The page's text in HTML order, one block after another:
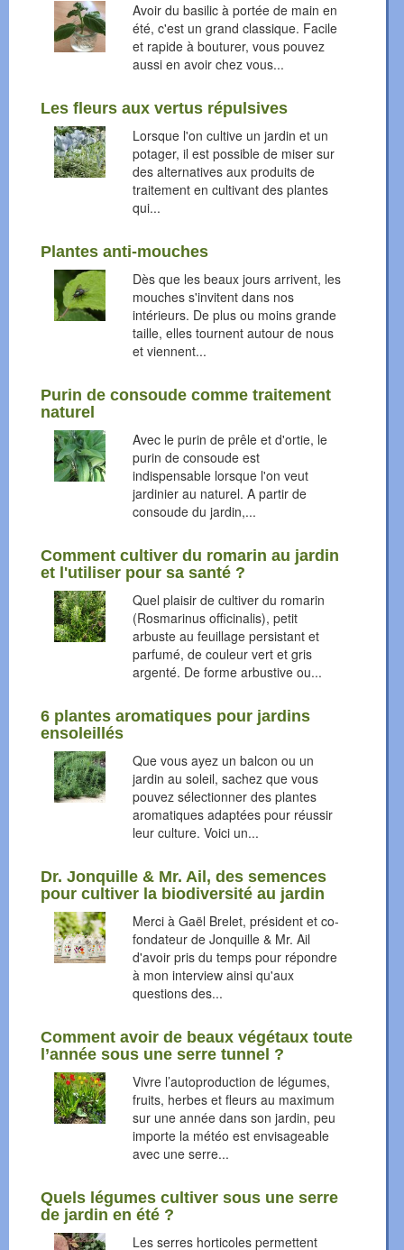
Avoir du basilic à portée de main en
été, c'est un grand classique. Facile
et rapide à bouturer, vous pouvez
aussi en avoir chez vous...
Les fleurs aux vertus répulsives
Lorsque l'on cultive un jardin et un
potager, il est possible de miser sur
des alternatives aux produits de
traitement en cultivant des plantes
qui...
Plantes anti-mouches
Dès que les beaux jours arrivent, les
mouches s'invitent dans nos
intérieurs. De plus ou moins grande
taille, elles tournent autour de nous
et viennent...
Purin de consoude comme traitement
naturel
Avec le purin de prêle et d'ortie, le
purin de consoude est
indispensable lorsque l'on veut
jardinier au naturel. A partir de
consoude du jardin,...
Comment cultiver du romarin au jardin
et l'utiliser pour sa santé ?
Quel plaisir de cultiver du romarin
(Rosmarinus officinalis), petit
arbuste au feuillage persistant et
parfumé, de couleur vert et gris
argenté. De forme arbustive ou...
6 plantes aromatiques pour jardins
ensoleillés
Que vous ayez un balcon ou un
jardin au soleil, sachez que vous
pouvez sélectionner des plantes
aromatiques adaptées pour réussir
leur culture. Voici un...
Dr. Jonquille & Mr. Ail, des semences
pour cultiver la biodiversité au jardin
Merci à Gaël Brelet, président et co-
fondateur de Jonquille & Mr. Ail
d'avoir pris du temps pour répondre
à mon interview ainsi qu'aux
questions des...
Comment avoir de beaux végétaux toute
l’année sous une serre tunnel ?
Vivre l’autoproduction de légumes,
fruits, herbes et fleurs au maximum
sur une année dans son jardin, peu
importe la météo est envisageable
avec une serre...
Quels légumes cultiver sous une serre
de jardin en été ?
Les serres horticoles permettent